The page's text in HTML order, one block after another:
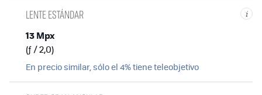
i
LENTE ESTÁNDAR
13 Mpx
(ƒ / 2,0)
En precio similar, sólo el 4% tiene teleobjetivo